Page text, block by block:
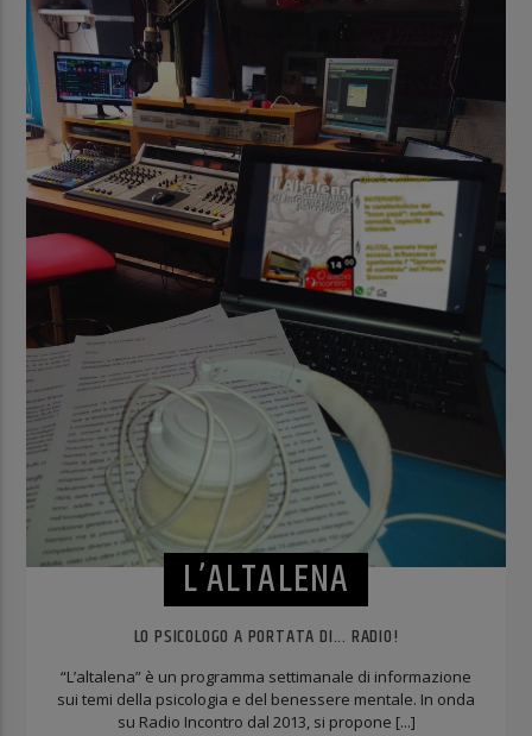
L’ALTALENA
LO PSICOLOGO A PORTATA DI... RADIO!
“L’altalena” è un programma settimanale di informazione
sui temi della psicologia e del benessere mentale. In onda
su Radio Incontro dal 2013, si propone [...]